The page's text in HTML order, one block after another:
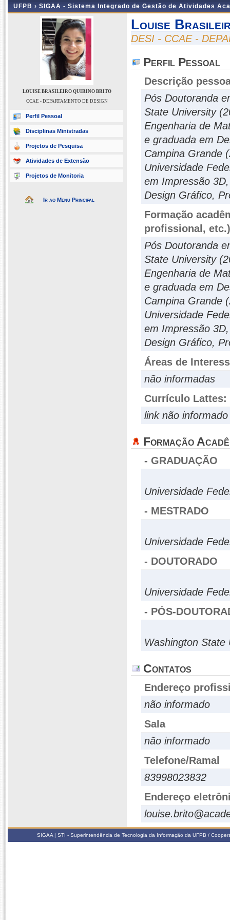
UFPB › SIGAA - Sistema Integrado de Gestão de Atividades
LOUISE BRASILEIRO QUIRINO BRITO
CCAE - DEPARTAMENTO DE DESIGN
Perfil Pessoal
Disciplinas Ministradas
Projetos de Pesquisa
Atividades de Extensão
Projetos de Monitoria
Ir ao Menu Principal
Louise
DESI - CCAE -
Perfil Pessoal
Descrição
Pós Doutoranda
State University
Engenharia de
e graduada em
Campina Grande
Universidade
em Impressão
Design Gráfico,
Formação
profissional, etc.)
Pós Doutoranda
State University
Engenharia de
e graduada em
Campina Grande
Universidade
em Impressão
Design Gráfico,
Áreas de
não informadas
Currículo Lattes:
link não informado
Formação
- GRADUAÇÃO
Universidade
- MESTRADO
Universidade
- DOUTORADO
Universidade
- PÓS-
Washington State
Contatos
Endereço
não informado
Sala
não informado
Telefone/Ramal
83998023832
Endereço
SIGAA | STI - Superintendência de Tecnologia da Informação da UFPB /